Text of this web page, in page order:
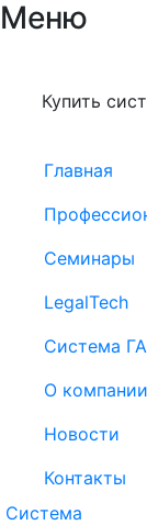
Меню
Купить
Главная
Семинары
LegalTech
Система
О компании
Новости
Контакты
Система